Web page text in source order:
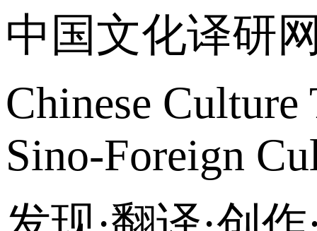
中国文化译研
Chinese
Sino-Foreign